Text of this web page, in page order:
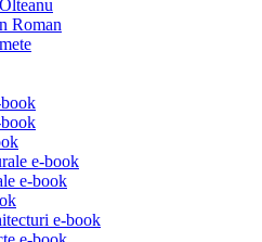
Roman
e-book
e-book
e-book